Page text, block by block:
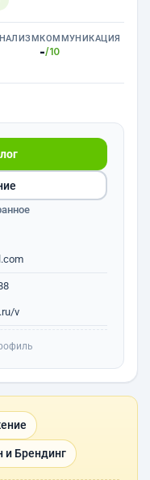
КОММУНИКАЦИЯ
-/10
v
и Брендинг